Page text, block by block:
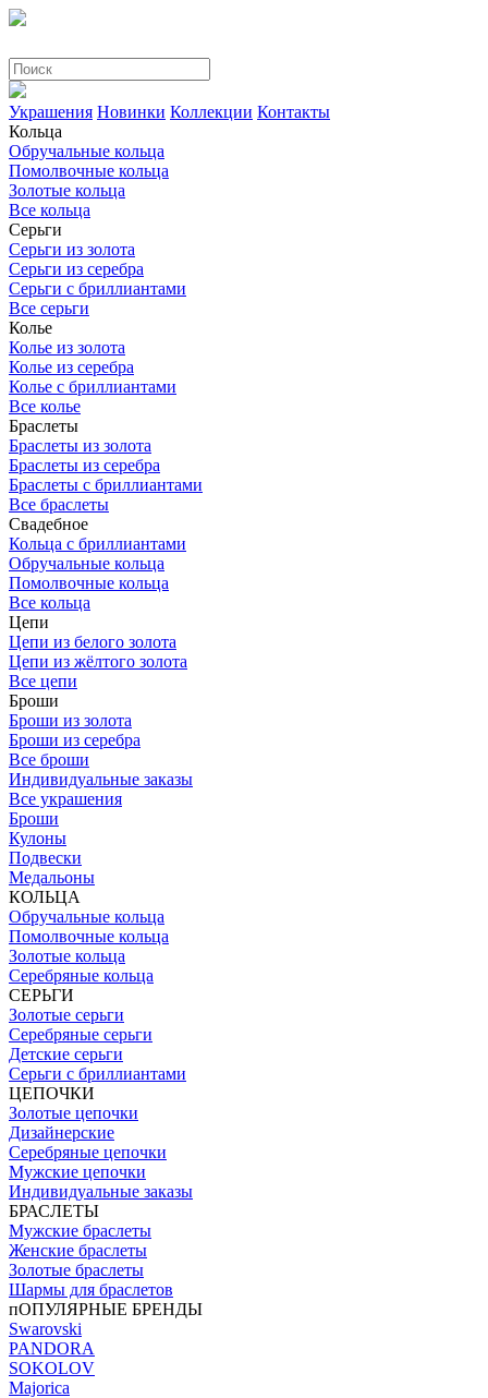
Украшения Новинки Коллекции Контакты
Кольца
Обручальные кольца
Помолвочные кольца
Золотые кольца
Все кольца
Серьги
Серьги из золота
Серьги из серебра
Серьги с бриллиантами
Все серьги
Колье
Колье из золота
Колье из серебра
Колье с бриллиантами
Все колье
Браслеты
Браслеты из золота
Браслеты из серебра
Браслеты с бриллиантами
Все браслеты
Свадебное
Кольца с бриллиантами
Обручальные кольца
Помолвочные кольца
Все кольца
Цепи
Цепи из белого золота
Цепи из жёлтого золота
Все цепи
Броши
Броши из золота
Броши из серебра
Все броши
Индивидуальные заказы
Все украшения
Броши
Кулоны
Подвески
Медальоны
КОЛЬЦА
Обручальные кольца
Помолвочные кольца
Золотые кольца
Серебряные кольца
СЕРЬГИ
Золотые серьги
Серебряные серьги
Детские серьги
Серьги с бриллиантами
ЦЕПОЧКИ
Золотые цепочки
Дизайнерские
Серебряные цепочки
Мужские цепочки
Индивидуальные заказы
БРАСЛЕТЫ
Мужские браслеты
Женские браслеты
Золотые браслеты
Шармы для браслетов
пОПУЛЯРНЫЕ БРЕНДЫ
Swarovski
PANDORA
SOKOLOV
Majorica